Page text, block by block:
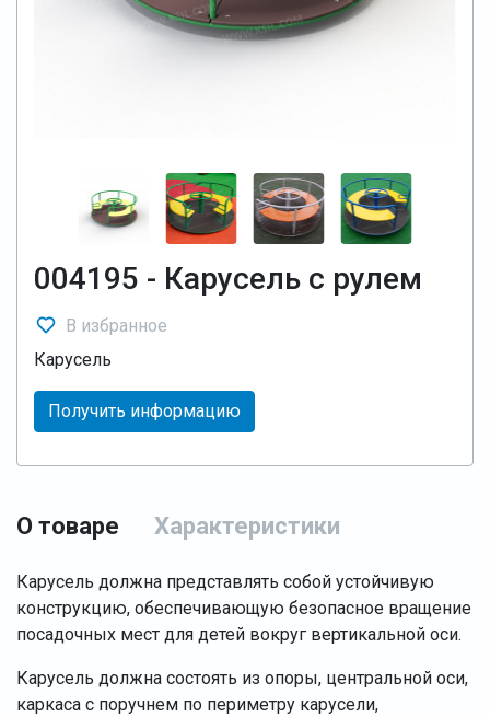
004195 - Карусель с рулем
В избранное
Карусель
Получить информацию
О товаре Характеристики
Карусель должна представлять собой устойчивую
конструкцию, обеспечивающую безопасное вращение
посадочных мест для детей вокруг вертикальной оси.
Карусель должна состоять из опоры, центральной оси,
каркаса с поручнем по периметру карусели,